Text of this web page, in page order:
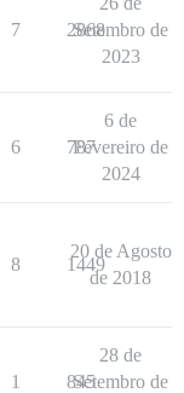
7 2868
Setembro de
2023
6 787
6 de
Fevereiro de
2024
8 1449
20 de Agosto
de 2018
1 845
28 de
Setembro de